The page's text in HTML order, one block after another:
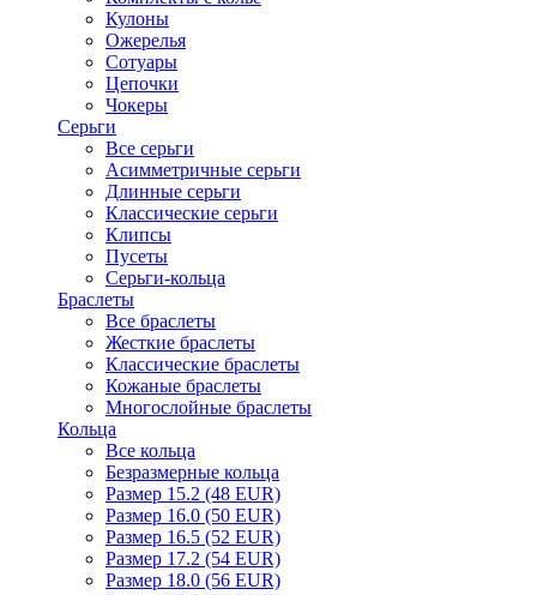
Кулоны
Ожерелья
Сотуары
Цепочки
Чокеры
Серьги
Все серьги
Асимметричные серьги
Длинные серьги
Классические серьги
Клипсы
Пусеты
Серьги-кольца
Браслеты
Все браслеты
Жесткие браслеты
Классические браслеты
Кожаные браслеты
Многослойные браслеты
Кольца
Все кольца
Безразмерные кольца
Размер 15.2 (48 EUR)
Размер 16.0 (50 EUR)
Размер 16.5 (52 EUR)
Размер 17.2 (54 EUR)
Размер 18.0 (56 EUR)